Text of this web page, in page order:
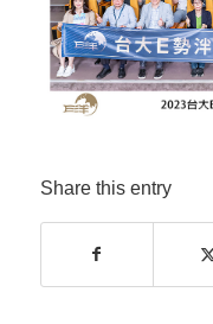
Share this entry